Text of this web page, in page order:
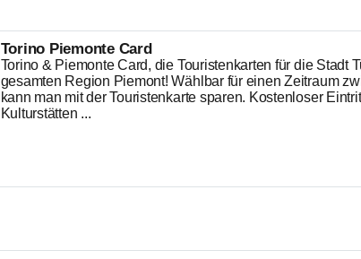
Torino Piemonte Card
Torino & Piemonte Card, die Touristenkarten für die Stadt
gesamten Region Piemont! Wählbar für einen Zeitraum
kann man mit der Touristenkarte sparen. Kostenloser
Kulturstätten ...